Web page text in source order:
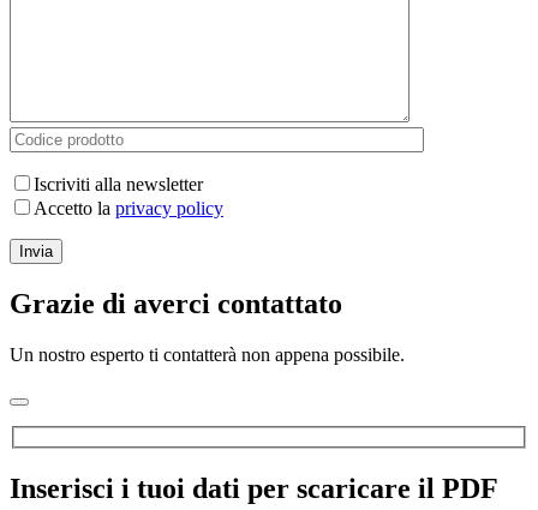
Iscriviti alla newsletter
Accetto la privacy policy
Grazie di averci contattato
Un nostro esperto ti contatterà non appena possibile.
Inserisci i tuoi dati per scaricare il PDF